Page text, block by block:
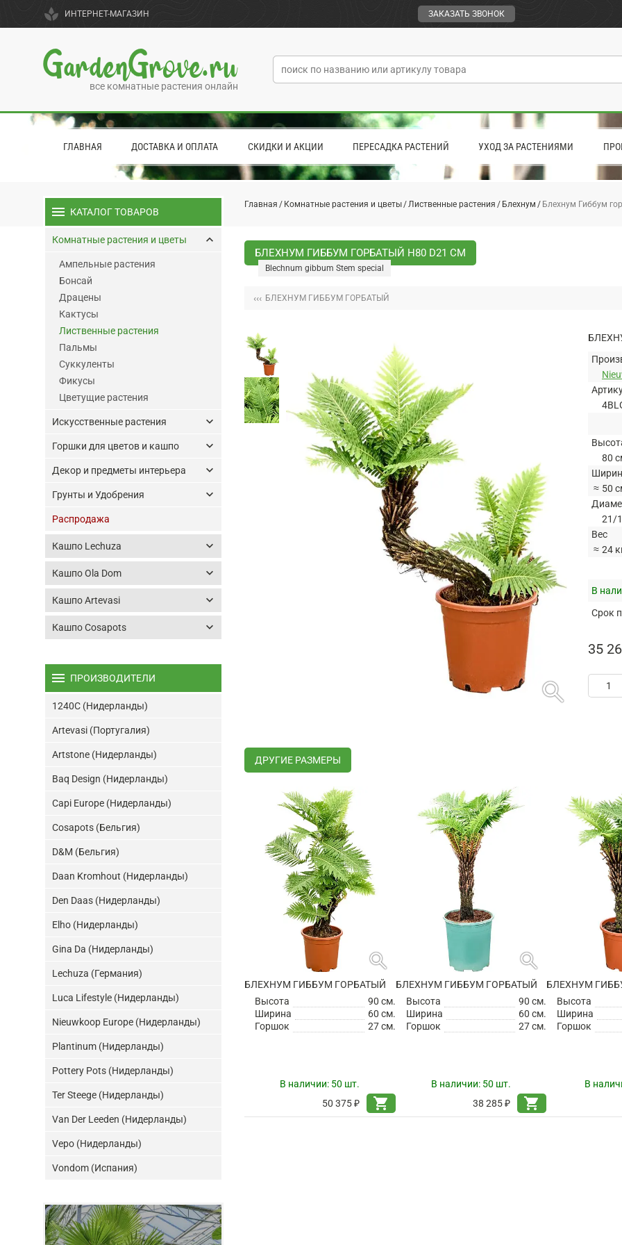
spa ИНТЕРНЕТ-МАГАЗИН ЗАКАЗАТЬ ЗВОНОК
GardenGrove.ru
все комнатные растения онлайн
ГЛАВНАЯ ДОСТАВКА И ОПЛАТА СКИДКИ И АКЦИИ ПЕРЕСАДКА РАСТЕНИЙ УХОД ЗА РАСТЕНИЯМИ
Главная Комнатные растения и цветы Лиственные растения Блехнум Блехнум Гиббум
БЛЕХНУМ ГИББУМ ГОРБАТЫЙ H80 D21 СМ
Blechnum gibbum Stem special
‹‹‹ БЛЕХНУМ ГИББУМ ГОРБАТЫЙ
search
80
≈ 50
21/
Вес
≈ 24
В
Срок
35
ДРУГИЕ РАЗМЕРЫ
search
БЛЕХНУМ ГИББУМ ГОРБАТЫЙ
Высота
90 см.
Ширина
60 см.
Горшок
27 см.
В наличии: 50 шт.
50 375 ₽
shopping_cart
search
БЛЕХНУМ ГИББУМ ГОРБАТЫЙ
Высота
90 см.
Ширина
60 см.
Горшок
27 см.
В наличии: 50 шт.
38 285 ₽
shopping_cart
БЛЕХНУМ
Высота
Ширина
Горшок
В
menu КАТАЛОГ ТОВАРОВ
Комнатные растения и цветы keyboard_arrow_up
Ампельные растения
Бонсай
Драцены
Кактусы
Лиственные растения
Пальмы
Суккуленты
Фикусы
Цветущие растения
Искусственные растения keyboard_arrow_down
Горшки для цветов и кашпо keyboard_arrow_down
Декор и предметы интерьера keyboard_arrow_down
Грунты и Удобрения keyboard_arrow_down
Распродажа
Кашпо Lechuza keyboard_arrow_down
Кашпо Ola Dom keyboard_arrow_down
Кашпо Artevasi keyboard_arrow_down
Кашпо Cosapots keyboard_arrow_down
menu ПРОИЗВОДИТЕЛИ
1240C (Нидерланды)
Artevasi (Португалия)
Artstone (Нидерланды)
Baq Design (Нидерланды)
Capi Europe (Нидерланды)
Cosapots (Бельгия)
D&M (Бельгия)
Daan Kromhout (Нидерланды)
Den Daas (Нидерланды)
Elho (Нидерланды)
Gina Da (Нидерланды)
Lechuza (Германия)
Luca Lifestyle (Нидерланды)
Nieuwkoop Europe (Нидерланды)
Plantinum (Нидерланды)
Pottery Pots (Нидерланды)
Ter Steege (Нидерланды)
Van Der Leeden (Нидерланды)
Vepo (Нидерланды)
Vondom (Испания)